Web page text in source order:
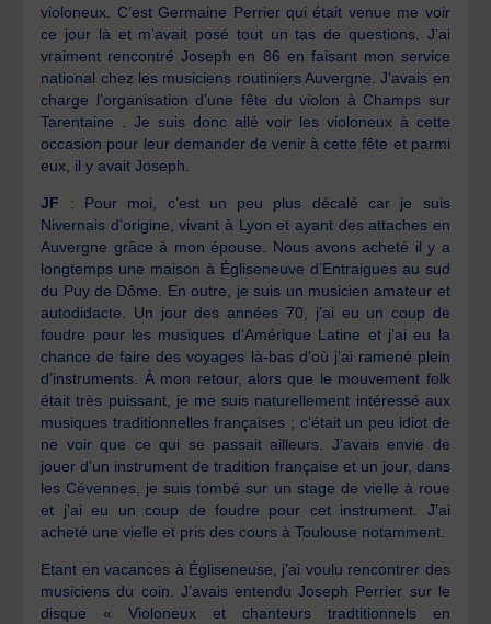
violoneux. C’est Germaine Perrier qui était venue me voir
ce jour là et m’avait posé tout un tas de questions. J’ai
vraiment rencontré Joseph en 86 en faisant mon service
national chez les musiciens routiniers Auvergne. J’avais en
charge l’organisation d’une fête du violon à Champs sur
Tarentaine . Je suis donc allé voir les violoneux à cette
occasion pour leur demander de venir à cette fête et parmi
eux, il y avait Joseph.
JF : Pour moi, c’est un peu plus décalé car je suis
Nivernais d’origine, vivant à Lyon et ayant des attaches en
Auvergne grâce à mon épouse. Nous avons acheté il y a
longtemps une maison à Égliseneuve d’Entraigues au sud
du Puy de Dôme. En outre, je suis un musicien amateur et
autodidacte. Un jour des années 70, j’ai eu un coup de
foudre pour les musiques d’Amérique Latine et j’ai eu la
chance de faire des voyages là-bas d’où j’ai ramené plein
d’instruments. À mon retour, alors que le mouvement folk
était très puissant, je me suis naturellement intéressé aux
musiques traditionnelles françaises ; c’était un peu idiot de
ne voir que ce qui se passait ailleurs. J’avais envie de
jouer d’un instrument de tradition française et un jour, dans
les Cévennes, je suis tombé sur un stage de vielle à roue
et j’ai eu un coup de foudre pour cet instrument. J’ai
acheté une vielle et pris des cours à Toulouse notamment.
Etant en vacances à Égliseneuse, j’ai voulu rencontrer des
musiciens du coin. J’avais entendu Joseph Perrier sur le
disque « Violoneux et chanteurs tradtitionnels en